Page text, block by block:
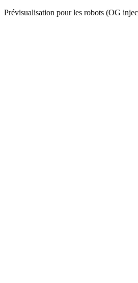
Prévisualisation pour les robots (OG